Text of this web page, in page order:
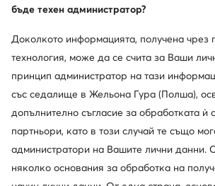
бъде техен администратор?
Доколкото информацията, получена чрез
технология, може да се счита за Ваши
принцип администратор на тази
със седалище в Жельона Гура (Полша),
допълнително съгласие за обработката ѝ
партньори, като в този случай те също
администратори на Вашите лични данни.
няколко основания за обработка на